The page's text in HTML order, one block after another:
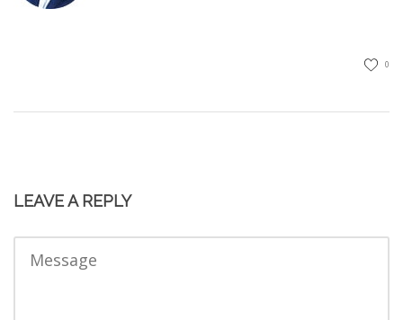
0
LEAVE A REPLY